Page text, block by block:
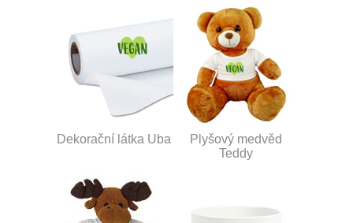
Dekorační látka Uba
Plyšový medvěd
Teddy